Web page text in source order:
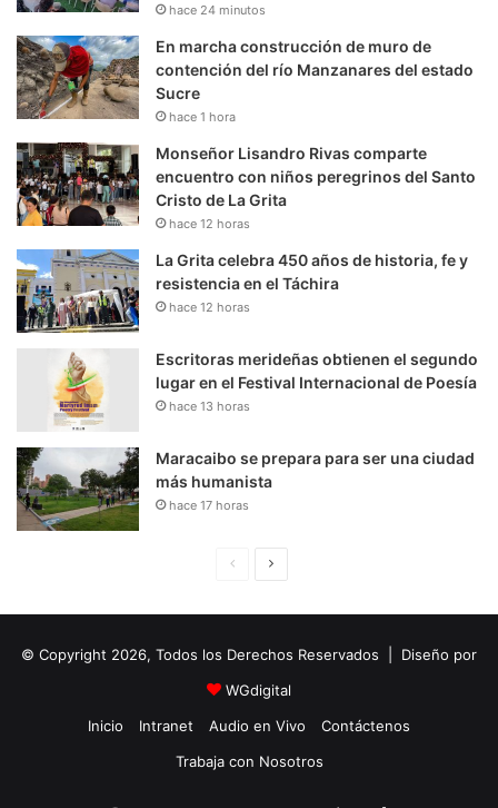
hace 24 minutos
En marcha construcción de muro de
contención del río Manzanares del estado
Sucre
hace 1 hora
Monseñor Lisandro Rivas comparte
encuentro con niños peregrinos del Santo
Cristo de La Grita
hace 12 horas
La Grita celebra 450 años de historia, fe y
resistencia en el Táchira
hace 12 horas
Escritoras merideñas obtienen el segundo
lugar en el Festival Internacional de Poesía
hace 13 horas
Maracaibo se prepara para ser una ciudad
más humanista
hace 17 horas
i
n
a
u
i
e
© Copyright 2026, Todos los Derechos Reservados | Diseño por
WGdigital
Inicio
Intranet Audio en Vivo
Contáctenos
Trabaja con Nosotros